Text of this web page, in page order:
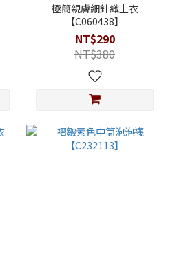
極簡親膚細針織上衣
【C060438】
NT$290
NT$380